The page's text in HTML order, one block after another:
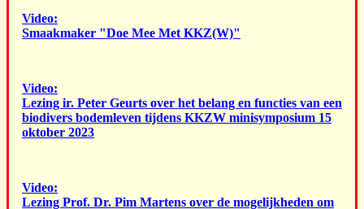
Video:
Smaakmaker "Doe Mee Met KKZ(W)"
Video:
Lezing ir. Peter Geurts over het belang en functies van een
biodivers bodemleven tijdens KKZW minisymposium 15
oktober 2023
Video:
Lezing Prof. Dr. Pim Martens over de mogelijkheden om